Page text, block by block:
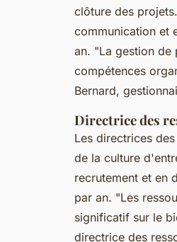
clôture des
communication et
an. "La gestion de
compétences
Bernard,
Directrice des
Les directrices
de la culture
recrutement et en
par an. "Les
significatif sur le
directrice des